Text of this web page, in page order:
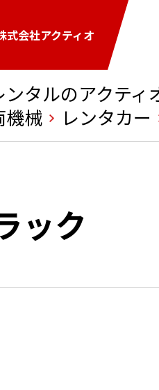
式会社アクティオ
タルのアクティ
機械
レンタカー
ック